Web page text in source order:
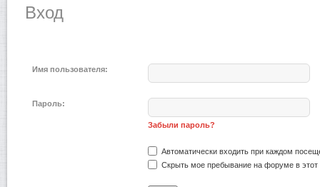
Вход
Имя пользователя:
Пароль:
Забыли пароль?
Автоматически входить при каждом
Скрыть мое пребывание на форуме в этот